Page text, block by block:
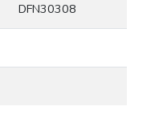
DFN30308